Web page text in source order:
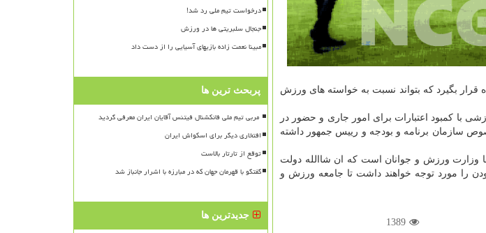
قرار بگیرد که بتواند نسبت به خواسته های ورزش
کمبود اعتبارات برای امور جاری و حضور در
سازمان برنامه و بودجه و رییس جمهور داشته
وزارت ورزش و جوانان است که ان شاالله دولت
را مورد توجه خواهند داشت تا جامعه ورزش و
1389
درخواست تیم ملی رد شد!
جنجال سلبریتی ها در ورزش
مبینا نعمت زاده بازیهای آسیایی را از دست داد
پربحث ترین ها
افتخاری دیگر برای اسکواش ایران
توقع از تارتار بالاست
گفتگو با قهرمان جهان که در مبارزه با اشرار جانباز شد
جدیدترین ها